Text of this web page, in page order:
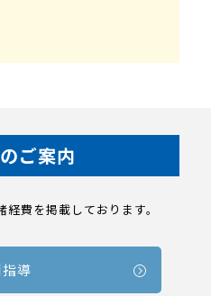
ご案内
費を掲載しております。
指導